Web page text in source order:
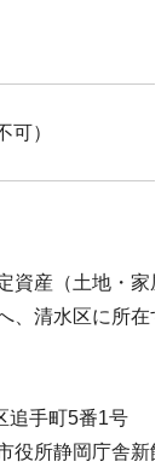
可）
資産（土地・家
、清水区に所在
手町5番1号
所静岡庁舎新